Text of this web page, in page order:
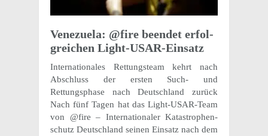
Venezuela: @fire been­det erfol­
gre­ichen Light-USAR-Einsatz
Inter­na­tionales Rettung­steam kehrt nach
Abschluss der ersten Such- und
Rettungsphase nach Deutsch­land zurück
Nach fünf Tagen hat das Light-USAR-Team
von @fire – Inter­na­tionaler Katas­tro­phen­
schutz Deutsch­land seinen Einsatz nach dem